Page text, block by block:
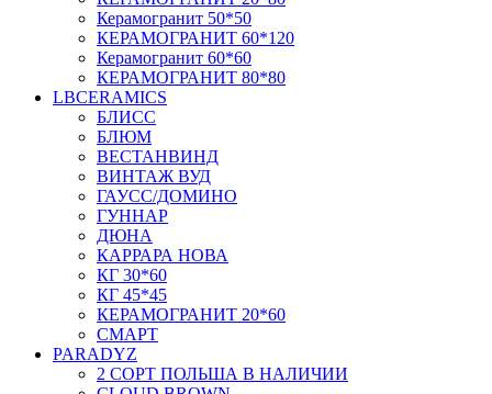
Керамогранит 50*50
КЕРАМОГРАНИТ 60*120
Керамогранит 60*60
КЕРАМОГРАНИТ 80*80
LBCERAMICS
БЛИСС
БЛЮМ
ВЕСТАНВИНД
ВИНТАЖ ВУД
ГАУСС/ДОМИНО
ГУННАР
ДЮНА
КАРРАРА НОВА
КГ 30*60
КГ 45*45
КЕРАМОГРАНИТ 20*60
СМАРТ
PARADYZ
2 СОРТ ПОЛЬША В НАЛИЧИИ